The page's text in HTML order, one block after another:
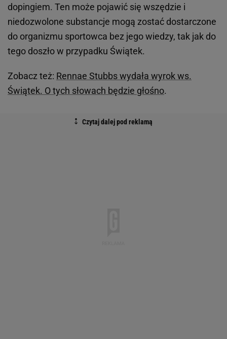
dopingiem. Ten może pojawić się wszędzie i
niedozwolone substancje mogą zostać dostarczone
do organizmu sportowca bez jego wiedzy, tak jak do
tego doszło w przypadku Świątek.
Zobacz też: Rennae Stubbs wydała wyrok ws.
Świątek. O tych słowach będzie głośno.